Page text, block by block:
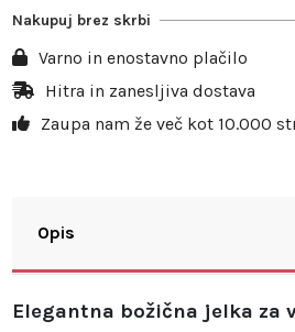
Nakupuj brez skrbi
Varno in enostavno plačilo
Hitra in zanesljiva dostava
Zaupa nam že več kot 10.000
Opis
Elegantna božična jelka za